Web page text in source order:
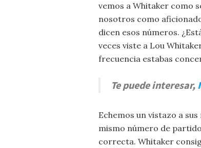
vemos a Whitaker como
nosotros como
dicen esos números.
veces viste a Lou
frecuencia estabas
Te puede interesar,
Echemos un vistazo a
mismo número de
correcta. Whitaker